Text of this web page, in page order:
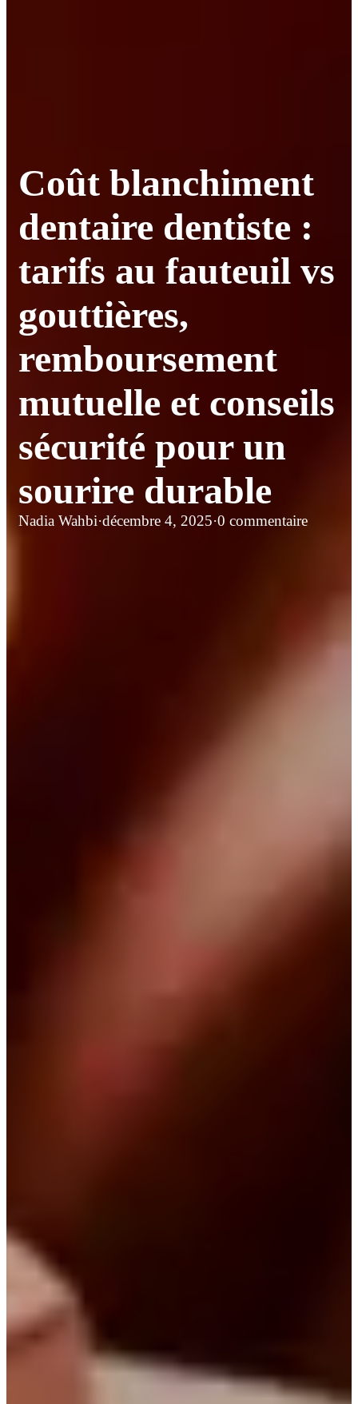
Coût blanchiment
dentaire dentiste :
tarifs au fauteuil vs
gouttières,
remboursement
mutuelle et conseils
sécurité pour un
sourire durable
Nadia Wahbi·décembre 4, 2025·0 commentaire